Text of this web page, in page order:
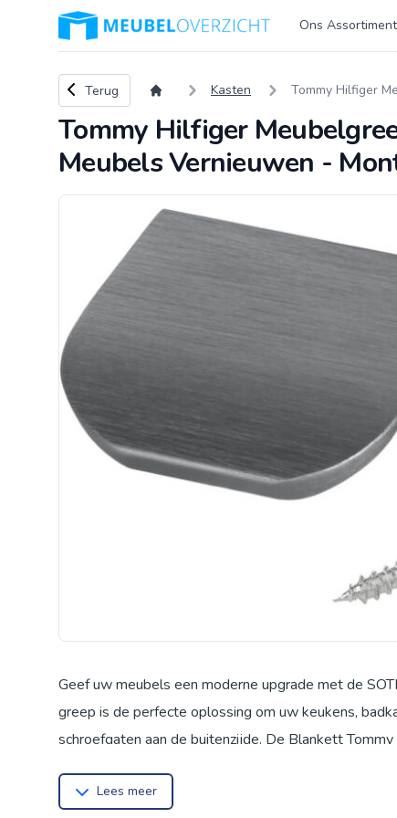
Logo Meubeloverzicht.nl Ons Assortiment
Terug naar overzicht
Terug Kasten Tommy Hilfiger
Tommy Hilfiger
Meubels Vernieuwen -
Geef uw meubels een moderne upgrade met de
greep is de perfecte oplossing om uw keukens,
schroefgaten aan de buitenzijde. De Blankett
kinderkamer. De hoogwaardige aluminium
Lees meer